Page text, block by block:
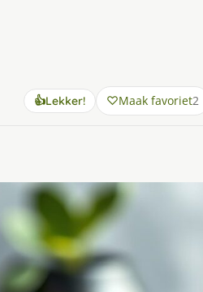
👍Lekker! Maak favoriet2